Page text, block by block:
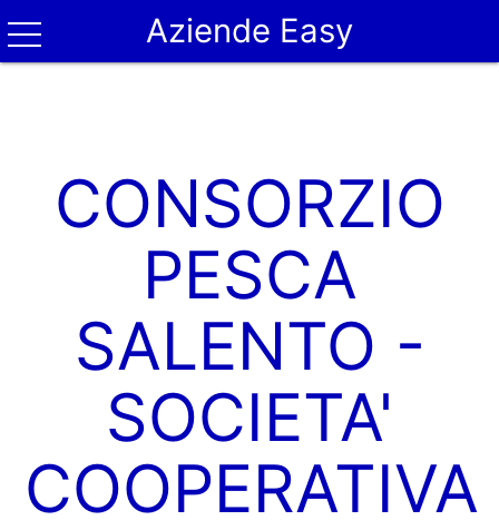
Aziende Easy
CONSORZIO
PESCA
SALENTO -
SOCIETA'
COOPERATIVA